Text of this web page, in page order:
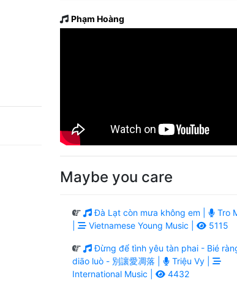
Phạm Hoàng
Maybe you care
Đà Lạt còn mưa không em |
Tro
Vietnamese Young Music | 5115
Đừng để tình yêu tàn phai - Bié
diāo luò - 別讓愛凋落 |
Triệu Vy |
International Music |
4432